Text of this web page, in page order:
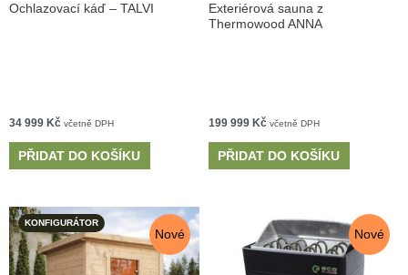
Ochlazovací káď – TALVI
34 999 Kč včetně DPH
PŘIDAT DO KOŠÍKU
Exteriérová sauna z
Thermowood ANNA
199 999 Kč včetně DPH
PŘIDAT DO KOŠÍKU
KONFIGURÁTOR
Nové Nové